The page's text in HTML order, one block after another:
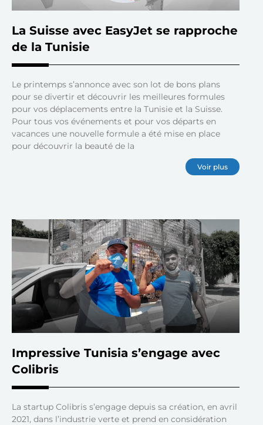
La Suisse avec EasyJet se rapproche
de la Tunisie
Le printemps s’annonce avec son lot de bons plans
pour se divertir et découvrir les meilleures formules
pour vos déplacements entre la Tunisie et la Suisse.
Pour tous vos événements et pour vos départs en
vacances une nouvelle formule a été mise en place
pour découvrir la beauté de la
Voir plus
Impressive Tunisia s’engage avec
Colibris
La startup Colibris s’engage depuis sa création, en avril
2021, dans l’industrie verte et prend en considération